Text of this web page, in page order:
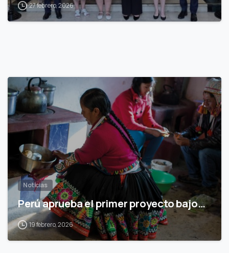
27 febrero, 2026
0
Noticias
Perú aprueba el primer proyecto bajo…
19 febrero, 2026